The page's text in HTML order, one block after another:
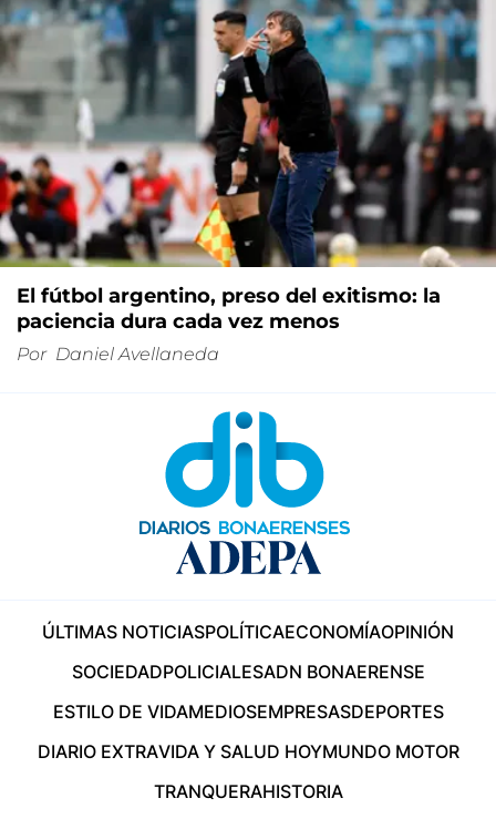
El fútbol argentino, preso del exitismo: la
paciencia dura cada vez menos
Por Daniel Avellaneda
ÚLTIMAS NOTICIASPOLÍTICAECONOMÍAOPINIÓN
SOCIEDADPOLICIALESADN BONAERENSE
ESTILO DE VIDAMEDIOSEMPRESASDEPORTES
DIARIO EXTRAVIDA Y SALUD HOYMUNDO MOTOR
TRANQUERAHISTORIA